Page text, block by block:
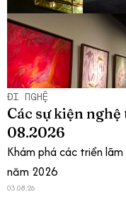
ĐI NGHỆ
Các sự kiện
08.2026
Khám phá các triển
năm 2026
03.08.26